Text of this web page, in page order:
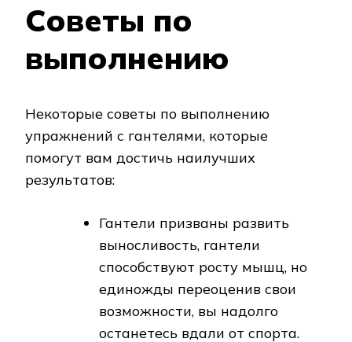
Советы по
выполнению
Некоторые советы по выполнению
упражнений с гантелями, которые
помогут вам достичь наилучших
результатов:
Гантели призваны развить
выносливость, гантели
способствуют росту мышц, но
единожды переоценив свои
возможности, вы надолго
останетесь вдали от спорта.